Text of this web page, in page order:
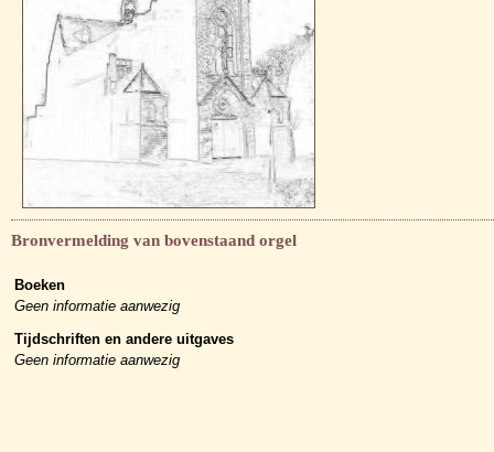
Bronvermelding van bovenstaand orgel
Boeken
Geen informatie aanwezig
Tijdschriften en andere uitgaves
Geen informatie aanwezig